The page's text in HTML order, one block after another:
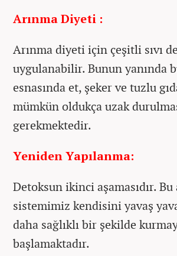
Arınma Diyeti :
Arınma diyeti için çeşitli sıvı
uygulanabilir. Bunun yanında
esnasında et, şeker ve tuzlu
mümkün oldukça uzak
gerekmektedir.
Yeniden Yapılanma:
Detoksun ikinci aşamasıdır. Bu
sistemimiz kendisini yavaş
daha sağlıklı bir şekilde
başlamaktadır.